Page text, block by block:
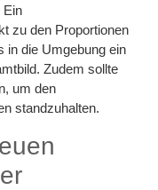
Ein
zu den Proportionen
in die Umgebung ein
Zudem sollte
um den
standzuhalten.